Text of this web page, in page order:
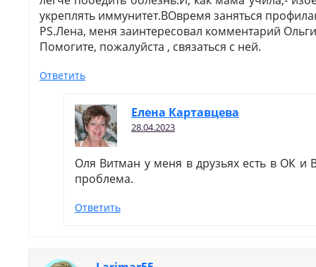
укреплять иммунитет.ВОвремя заняться
PS.Лена, меня заинтересовал комментарий
Помогите, пожалуйста , связаться с ней.
Ответить
Елена Картавцева
28.04.2023
Оля Витман у меня в друзьях есть в ОК и
проблема.
Ответить